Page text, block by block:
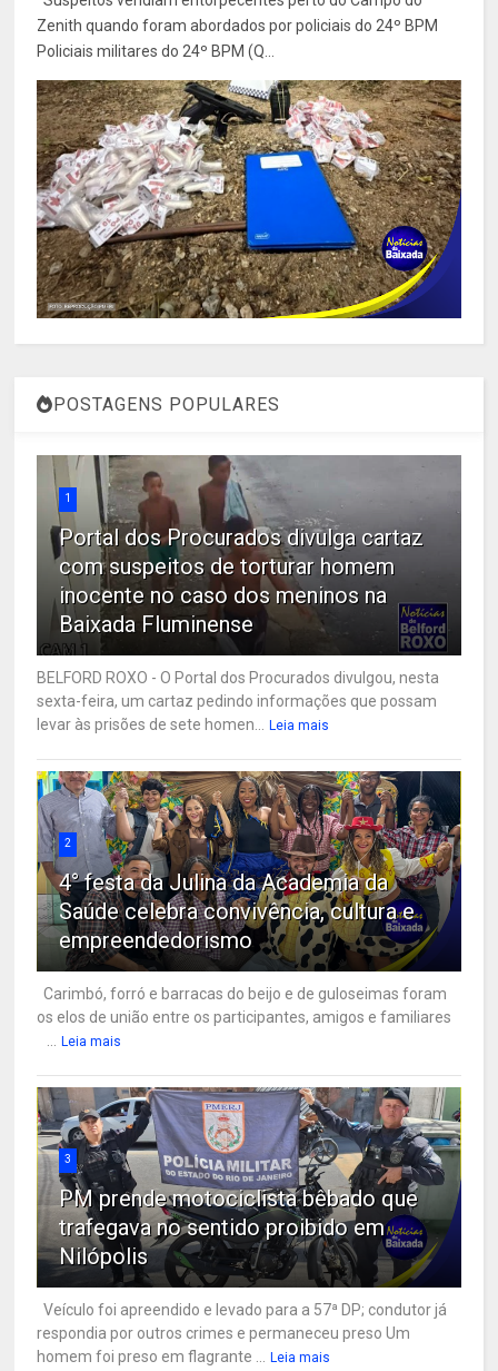
Zenith quando foram abordados por policiais do 24º BPM
Policiais militares do 24º BPM (Q...
POSTAGENS POPULARES
1
Portal dos Procurados divulga cartaz
com suspeitos de torturar homem
inocente no caso dos meninos na
Baixada Fluminense
BELFORD ROXO - O Portal dos Procurados divulgou, nesta
sexta-feira, um cartaz pedindo informações que possam
levar às prisões de sete homen... Leia mais
2
4° festa da Julina da Academia da
Saúde celebra convivência, cultura e
empreendedorismo
Carimbó, forró e barracas do beijo e de guloseimas foram
os elos de união entre os participantes, amigos e familiares
... Leia mais
3
PM prende motociclista bêbado que
trafegava no sentido proibido em
Nilópolis
Veículo foi apreendido e levado para a 57ª DP; condutor já
respondia por outros crimes e permaneceu preso Um
homem foi preso em flagrante ... Leia mais